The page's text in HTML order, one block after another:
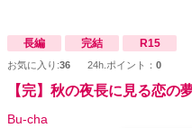
長編 完結 R15
お気に入り:36 24h.ポイント： 0
【完】秋の夜長に見る恋の
Bu-cha